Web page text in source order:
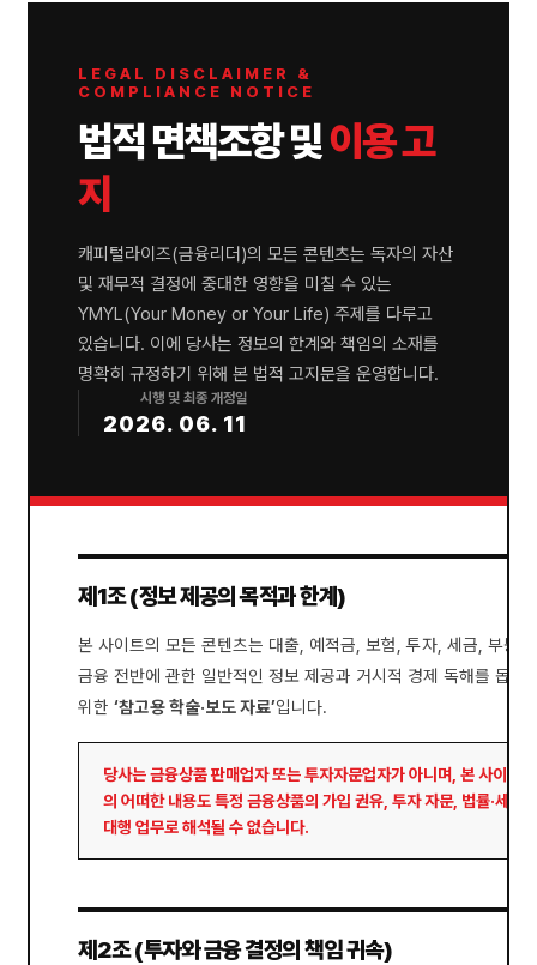
LEGAL DISCLAIMER &
COMPLIANCE NOTICE
법적 면책조항 및이용 고
지
캐피털라이즈(금융리더)의 모든 콘텐츠는 독자의 자산
및 재무적 결정에 중대한 영향을 미칠 수 있는
YMYL(Your Money or Your Life) 주제를 다루고
있습니다. 이에 당사는 정보의 한계와 책임의 소재를
명확히 규정하기 위해 본 법적 고지문을 운영합니다.
시행 및 최종 개정일
2026. 06. 11
제1조 (정보 제공의 목적과 한계)
본 사이트의 모든 콘텐츠는 대출, 예적금, 보험, 투자, 세금, 부동
금융 전반에 관한 일반적인 정보 제공과 거시적 경제 독해를 돕기
위한 ‘참고용 학술·보도 자료’입니다.
당사는 금융상품 판매업자 또는 투자자문업자가 아니며, 본 사이트
의 어떠한 내용도 특정 금융상품의 가입 권유, 투자 자문, 법률·세무
대행 업무로 해석될 수 없습니다.
제2조 (투자와 금융 결정의 책임 귀속)